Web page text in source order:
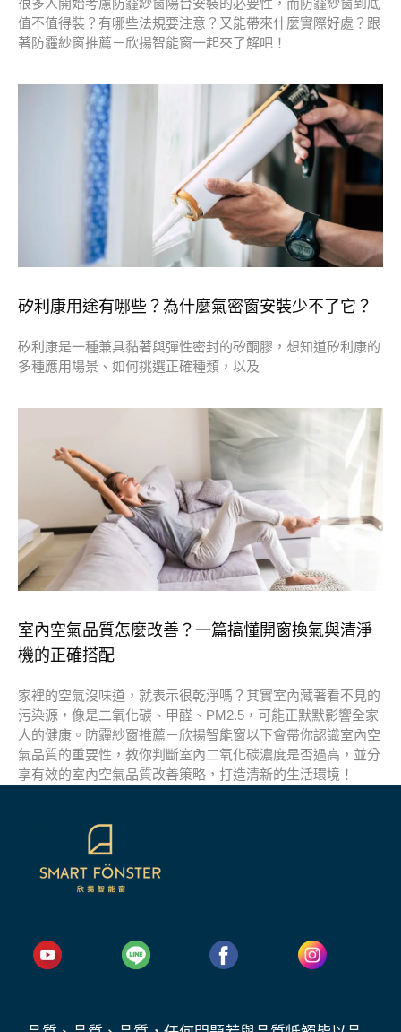
很多人開始考慮防霾紗窗陽台安裝的必要性，而防霾紗窗到底
值不值得裝？有哪些法規要注意？又能帶來什麼實際好處？跟
著防霾紗窗推薦－欣揚智能窗一起來了解吧！
矽利康用途有哪些？為什麼氣密窗安裝少不了它？
矽利康是一種兼具黏著與彈性密封的矽酮膠，想知道矽利康的
多種應用場景、如何挑選正確種類，以及
室內空氣品質怎麼改善？一篇搞懂開窗換氣與清淨
機的正確搭配
家裡的空氣沒味道，就表示很乾淨嗎？其實室內藏著看不見的
污染源，像是二氧化碳、甲醛、PM2.5，可能正默默影響全家
人的健康。防霾紗窗推薦－欣揚智能窗以下會帶你認識室內空
氣品質的重要性，教你判斷室內二氧化碳濃度是否過高，並分
享有效的室內空氣品質改善策略，打造清新的生活環境！